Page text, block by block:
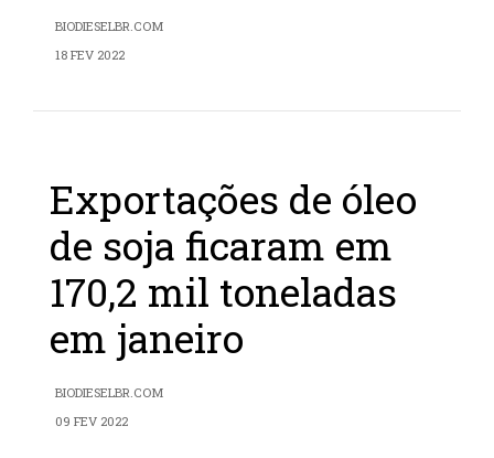
BIODIESELBR.COM
18 FEV 2022
Exportações de óleo
de soja ficaram em
170,2 mil toneladas
em janeiro
BIODIESELBR.COM
09 FEV 2022